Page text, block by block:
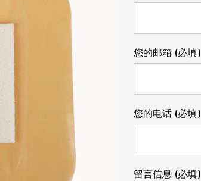
您的邮箱 (必填)
您的电话 (必填)
留言信息 (必填)